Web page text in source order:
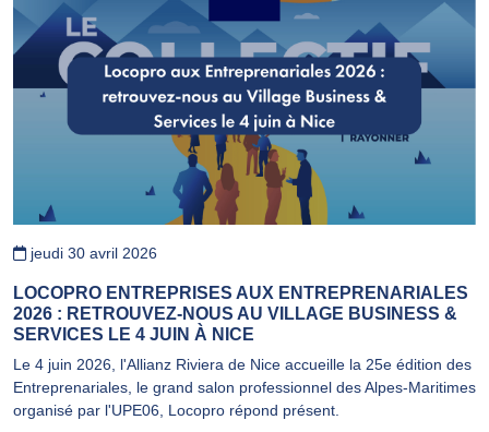
jeudi 30 avril 2026
LOCOPRO ENTREPRISES AUX ENTREPRENARIALES
2026 : RETROUVEZ-NOUS AU VILLAGE BUSINESS &
SERVICES LE 4 JUIN À NICE
Le 4 juin 2026, l'Allianz Riviera de Nice accueille la 25e édition des
Entreprenariales, le grand salon professionnel des Alpes-Maritimes
organisé par l'UPE06, Locopro répond présent.